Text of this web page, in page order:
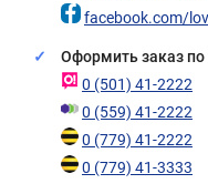
facebook.com/
Оформить заказ
0 (501) 41-2222
0 (559) 41-2222
0 (779) 41-2222
0 (779) 41-3333